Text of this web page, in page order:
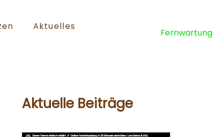
Aktuelles
Fernwartung
Aktuelle Beiträge